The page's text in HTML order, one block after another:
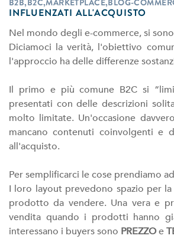
B2B,B2C,MARKETPLACE,BLOG-
INFLUENZATI ALL'ACQUISTO
Nel mondo degli e-commerce, si
Diciamoci la verità, l'obiettivo
l'approccio ha delle differenze
Il primo e più comune B2C si
presentati con delle descrizioni
molto limitate. Un'occasione
mancano contenuti coinvolgenti e
all'acquisto.
Per semplificarci le cose prendiamo
I loro layout prevedono spazio per
prodotto da vendere. Una vera e
vendita quando i prodotti hanno
interessano i buyers sono PREZZOe